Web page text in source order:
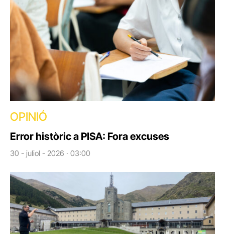
OPINIÓ
Error històric a PISA: Fora excuses
30 - juliol - 2026 · 03:00